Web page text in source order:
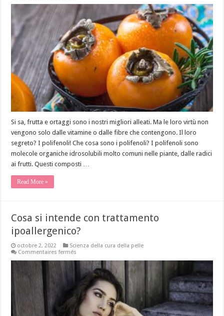
benefici
dei
polifenoli
sulla
pelle
Si sa, frutta e ortaggi sono i nostri migliori alleati. Ma le loro virtù non
vengono solo dalle vitamine o dalle fibre che contengono. Il loro
segreto? I polifenoli! Che cosa sono i polifenoli? I polifenoli sono
molecole organiche idrosolubili molto comuni nelle piante, dalle radici
ai frutti. Questi composti …
Read More »
Cosa si intende con trattamento
ipoallergenico?
octobre 2, 2022
Scienza della cura della pelle
Commentaires fermés
intende
con
trattamento
ipoallergenico?